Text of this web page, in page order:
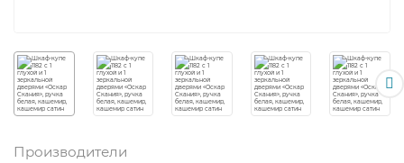
Производители